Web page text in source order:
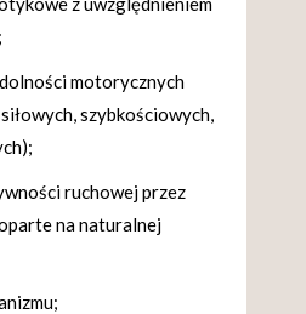
motorycznych
szybkościowych,
ruchowej przez
na naturalnej